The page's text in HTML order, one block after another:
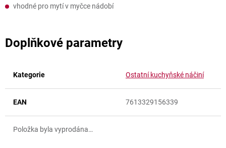
vhodné pro mytí v myčce nádobí
Doplňkové parametry
Kategorie Ostatní kuchyňské náčiní
EAN 7613329156339
Položka byla vyprodána…